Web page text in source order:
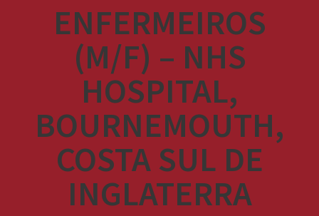
ENFERMEIROS
(M/F) – NHS
HOSPITAL,
BOURNEMOUTH,
COSTA SUL DE
INGLATERRA